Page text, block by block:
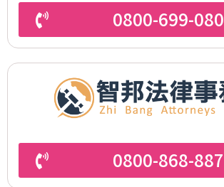
0800-699-080
0800-868-887